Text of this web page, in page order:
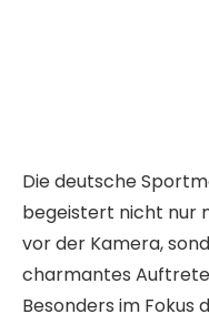
Die deutsche
begeistert nicht nur
vor der Kamera,
charmantes
Besonders im